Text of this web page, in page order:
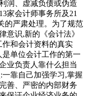
润、虚减负债或伪造
家会计师事务所及21
的严肃处理。为了规范
意识,新的《会计法》
和会计资料的真实
单位会计工作的第一
业负责人靠什么担当
靠自己加强学习,掌握
善、严密的内部财务